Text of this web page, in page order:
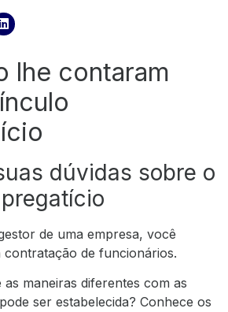
lhe contaram
dúvidas sobre o
de uma empresa, você
contratação de funcionários.
maneiras diferentes com as
ser estabelecida? Conhece os